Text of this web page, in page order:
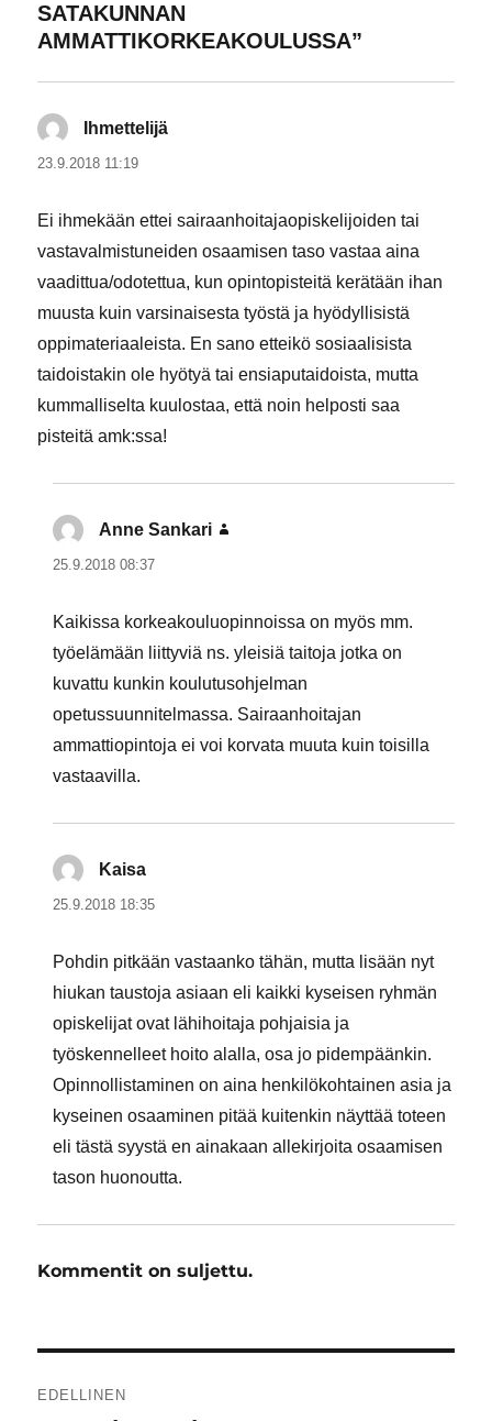
SATAKUNNAN
AMMATTIKORKEAKOULUSSA”
Ihmettelijä
23.9.2018 11:19
Ei ihmekään ettei sairaanhoitajaopiskelijoiden tai
vastavalmistuneiden osaamisen taso vastaa aina
vaadittua/odotettua, kun opintopisteitä kerätään ihan
muusta kuin varsinaisesta työstä ja hyödyllisistä
oppimateriaaleista. En sano etteikö sosiaalisista
taidoistakin ole hyötyä tai ensiaputaidoista, mutta
kummalliselta kuulostaa, että noin helposti saa
pisteitä amk:ssa!
Anne Sankari
25.9.2018 08:37
Kaikissa korkeakouluopinnoissa on myös mm.
työelämään liittyviä ns. yleisiä taitoja jotka on
kuvattu kunkin koulutusohjelman
opetussuunnitelmassa. Sairaanhoitajan
ammattiopintoja ei voi korvata muuta kuin toisilla
vastaavilla.
Kaisa
25.9.2018 18:35
Pohdin pitkään vastaanko tähän, mutta lisään nyt
hiukan taustoja asiaan eli kaikki kyseisen ryhmän
opiskelijat ovat lähihoitaja pohjaisia ja
työskennelleet hoito alalla, osa jo pidempäänkin.
Opinnollistaminen on aina henkilökohtainen asia ja
kyseinen osaaminen pitää kuitenkin näyttää toteen
eli tästä syystä en ainakaan allekirjoita osaamisen
tason huonoutta.
Kommentit on suljettu.
EDELLINEN